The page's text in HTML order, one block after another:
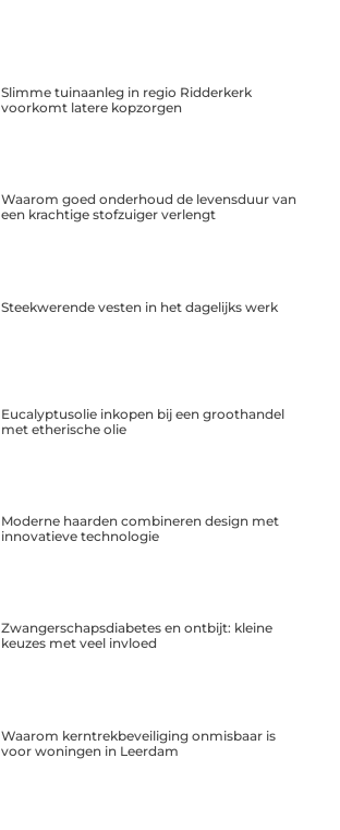
Slimme tuinaanleg in regio Ridderkerk
voorkomt latere kopzorgen
Waarom goed onderhoud de levensduur van
een krachtige stofzuiger verlengt
Steekwerende vesten in het dagelijks werk
Eucalyptusolie inkopen bij een groothandel
met etherische olie
Moderne haarden combineren design met
innovatieve technologie
Zwangerschapsdiabetes en ontbijt: kleine
keuzes met veel invloed
Waarom kerntrekbeveiliging onmisbaar is
voor woningen in Leerdam